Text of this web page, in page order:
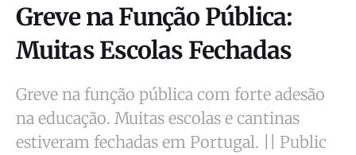
Greve na Função Pública:
Muitas Escolas Fechadas
Greve na função pública com forte adesão
na educação. Muitas escolas e cantinas
estiveram fechadas em Portugal. || Public